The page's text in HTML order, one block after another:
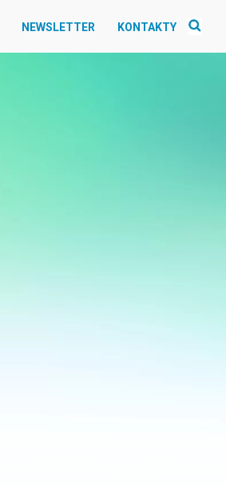
NEWSLETTER KONTAKTY